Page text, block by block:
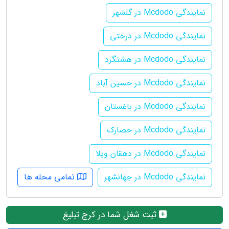
نمایندگی Mcdodo در گلشهر
نمایندگی Mcdodo در درختی
نمایندگی Mcdodo در هشتگرد
نمایندگی Mcdodo در حسین آباد
نمایندگی Mcdodo در باغستان
نمایندگی Mcdodo در حصارک
نمایندگی Mcdodo در دهقان ویلا
نمایندگی Mcdodo در جهانشهر
تمامی محله ها
ثبت شغل شما در کرج تبلیغ